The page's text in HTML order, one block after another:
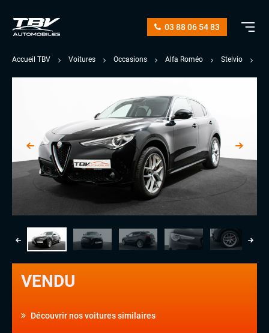
03 88 06 54 83
Accueil TBV Voitures Occasions Alfa Roméo Stelvio
VENDU
Découvrir nos voitures similaires